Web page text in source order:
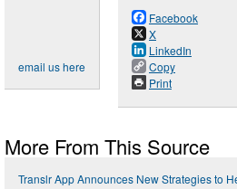
email us here
Facebook
X
LinkedIn
Copy
Print
More From This Source
Translr App Announces New Strategies to